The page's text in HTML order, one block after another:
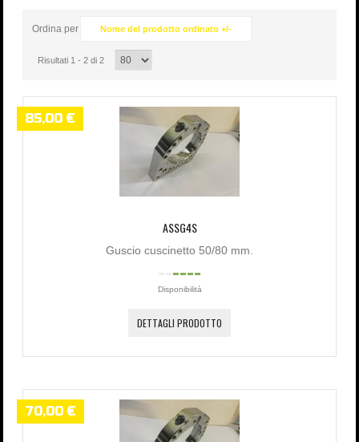
Ordina per Nome del prodotto ordinato +/-
Risultati 1 - 2 di 2
85,00 €
ASSG4S
Guscio cuscinetto 50/80 mm.
Disponibilità
DETTAGLI PRODOTTO
70,00 €